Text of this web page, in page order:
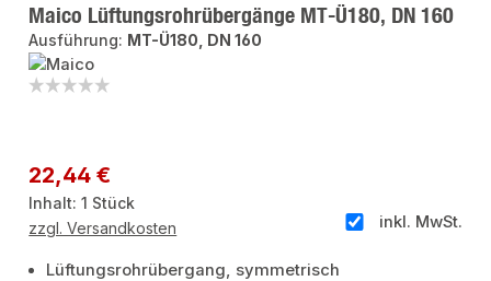
Maico Lüftungsrohrübergänge MT-Ü180, DN 160
Ausführung: MT-Ü180, DN 160
Regulärer Preis:
22,44 €
Inhalt:1 Stück
inkl. MwSt.
zzgl. Versandkosten
Lüftungsrohrübergang, symmetrisch